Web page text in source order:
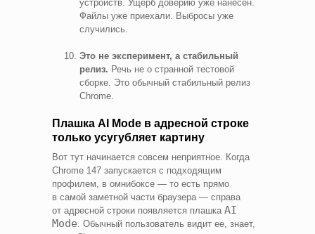
устройств. Ущерб доверию уже нанесен.
Файлы уже приехали. Выбросы уже
случились.
Это не эксперимент, а стабильный
релиз. Речь не о странной тестовой
сборке. Это обычный стабильный релиз
Chrome.
Плашка AI Mode в адресной строке
только усугубляет картину
Вот тут начинается совсем неприятное. Когда
Chrome 147 запускается с подходящим
профилем, в омнибоксе — то есть прямо
в самой заметной части браузера — справа
от адресной строки появляется плашка AI
Mode . Обычный пользователь видит ее, знает,